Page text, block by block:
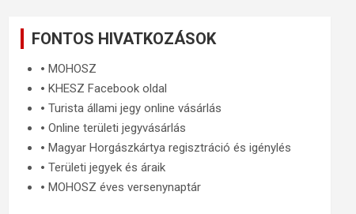
FONTOS HIVATKOZÁSOK
🞄MOHOSZ
🞄KHESZ Facebook oldal
🞄Turista állami jegy online vásárlás
🞄Online területi jegyvásárlás
🞄Magyar Horgászkártya regisztráció és igénylés
🞄Területi jegyek és áraik
🞄MOHOSZ éves versenynaptár